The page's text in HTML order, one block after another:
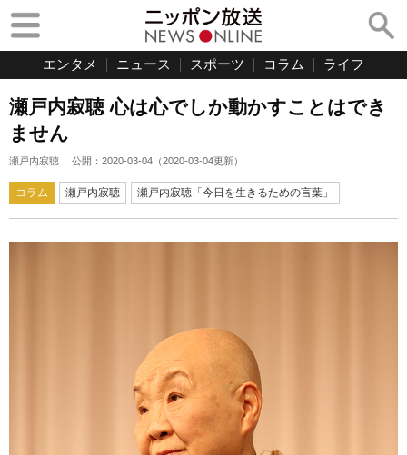
エンタメ ニュース スポーツ コラム ライフ
瀬戸内寂聴 心は心でしか動かすことはでき
ません
瀬戸内寂聴 公開： 2020-03-04 （2020-03-04更新）
コラム 瀬戸内寂聴 瀬戸内寂聴「今日を生きるための言葉」